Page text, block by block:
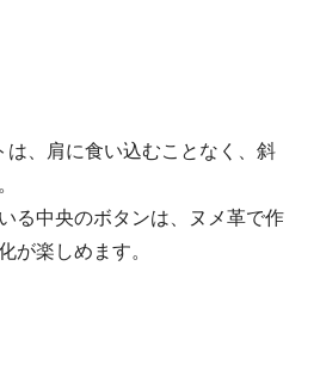
は、肩に食い込むことなく、斜
る中央のボタンは、ヌメ革で作
が楽しめます。